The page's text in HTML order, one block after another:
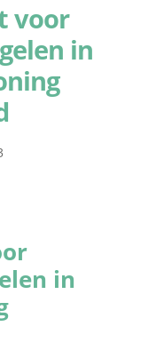
voor
in
in